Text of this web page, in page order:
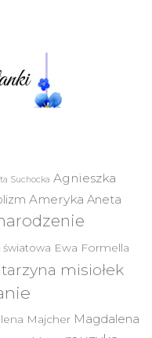
Suchocka Agnieszka
Ameryka Aneta
światowa Ewa Formella
misiołek
Majcher Magdalena